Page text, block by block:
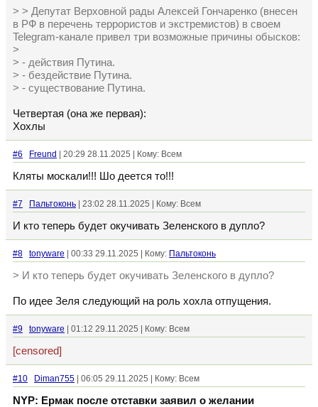
> > Депутат Верховной рады Алексей Гончаренко (внесен
в РФ в перечень террористов и экстремистов) в своем
Telegram-канале привел три возможные причины обысков:
>
> - действия Путина.
> - бездействие Путина.
> - существование Путина.
Четвертая (она же первая):
Хохлы
#6 Freund | 20:29 28.11.2025 | Кому: Всем
Кляты москали!!! Шо деется то!!!
#7 Пальтоконь | 23:02 28.11.2025 | Кому: Всем
И кто теперь будет окучивать Зеленского в дупло?
#8 tonyware | 00:33 29.11.2025 | Кому: Пальтоконь
> И кто теперь будет окучивать Зеленского в дупло?
По идее Зеля следующий на роль хохла отпущения.
#9 tonyware | 01:12 29.11.2025 | Кому: Всем
[censored]
#10 Diman755 | 06:05 29.11.2025 | Кому: Всем
NYP: Ермак после отставки заявил о желании